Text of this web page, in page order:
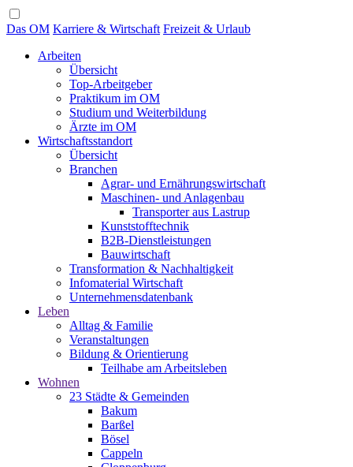
Das OM Karriere & Wirtschaft Freizeit & Urlaub
Arbeiten
Übersicht
Top-Arbeitgeber
Praktikum im OM
Studium und Weiterbildung
Ärzte im OM
Wirtschaftsstandort
Übersicht
Branchen
Agrar- und Ernährungswirtschaft
Maschinen- und Anlagenbau
Transporter aus Lastrup
Kunststofftechnik
B2B-Dienstleistungen
Bauwirtschaft
Transformation & Nachhaltigkeit
Infomaterial Wirtschaft
Unternehmensdatenbank
Leben
Alltag & Familie
Veranstaltungen
Bildung & Orientierung
Teilhabe am Arbeitsleben
Wohnen
23 Städte & Gemeinden
Bakum
Barßel
Bösel
Cappeln